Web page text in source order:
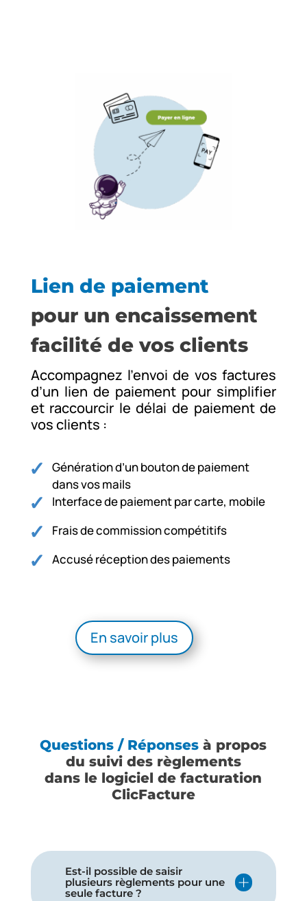
Lien de paiement
pour un encaissement
facilité de vos clients
Accompagnez l’envoi de vos factures
d’un lien de paiement pour simplifier
et raccourcir le délai de paiement de
vos clients :
Génération d’un bouton de paiement
dans vos mails
Interface de paiement par carte, mobile
Frais de commission compétitifs
Accusé réception des paiements
En savoir plus
Questions / Réponsesà propos
du suivi des règlements
dans le logiciel de facturation
ClicFacture
Est-il possible de saisir
plusieurs règlements pour une
seule facture ?